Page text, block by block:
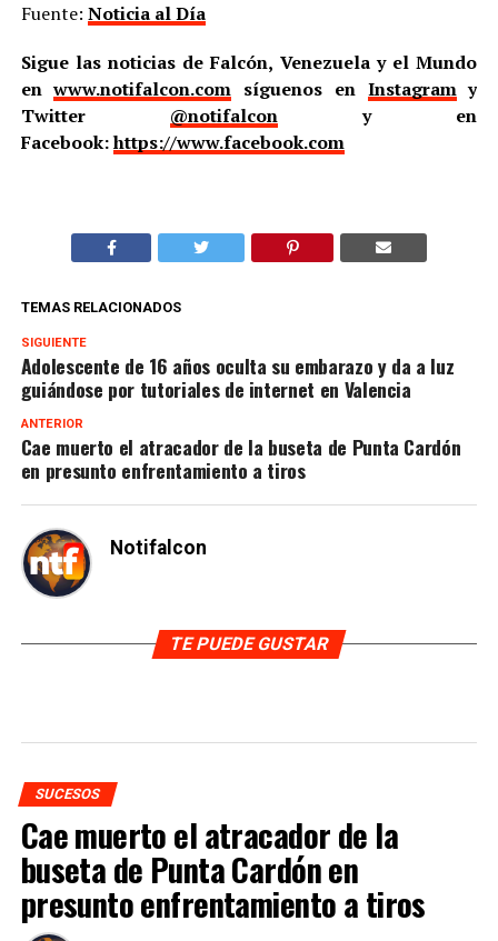
Fuente: Noticia al Día
Sigue las noticias de Falcón, Venezuela y el Mundo
enwww.notifalcon.com síguenos en Instagramy
Twitter @notifalcony en
Facebook:https://www.facebook.com
TEMAS RELACIONADOS
SIGUIENTE
Adolescente de 16 años oculta su embarazo y da a luz
guiándose por tutoriales de internet en Valencia
ANTERIOR
Cae muerto el atracador de la buseta de Punta Cardón
en presunto enfrentamiento a tiros
Notifalcon
TE PUEDE GUSTAR
SUCESOS
Cae muerto el atracador de la
buseta de Punta Cardón en
presunto enfrentamiento a tiros